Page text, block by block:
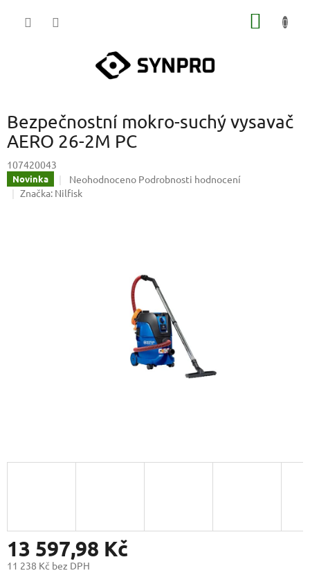
Bezpečnostní mokro-suchý vysavač
AERO 26-2M PC
107420043
Novinka
Průměrné
hodnocení
Neohodnoceno Podrobnosti hodnocení
Značka: Nilfisk
13 597,98 Kč
11 238 Kč bez DPH